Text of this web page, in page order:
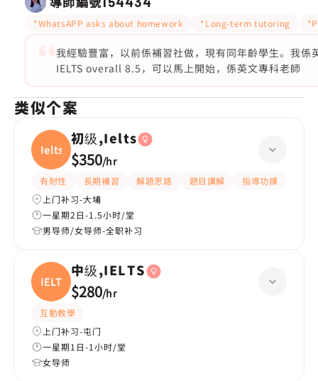
*WhatsAPP asks about homework *Long-term tutoring
我經驗豐富，以前係補習社做，現有同年齡學生。我
IELTS overall 8.5，可以馬上開始，係英文專科老師
类似个案
Ielts
初级,Ielts
$350/hr
有耐性 長期補習 解題思路 題目講解 指導功課
上门补习-大埔
一星期2日-1.5小时/堂
男导师/女导师-全职补习
IELTS
中级,IELTS
$280/hr
互動教學
上门补习-屯门
一星期1日-1小时/堂
女导师